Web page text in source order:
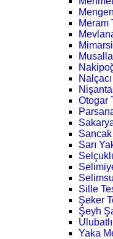
Meram
Otogar
Sancak
Sarı
Sille
Şeker
Şeyh
Yaka